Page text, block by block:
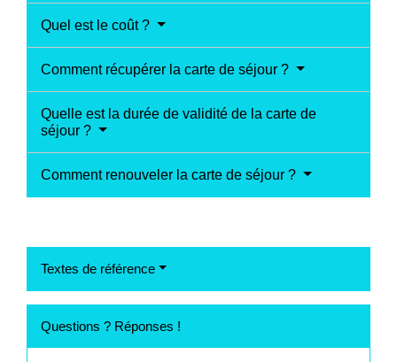
Quel est le coût ?
Comment récupérer la carte de séjour ?
Quelle est la durée de validité de la carte de
séjour ?
Comment renouveler la carte de séjour ?
Textes de référence
Questions ? Réponses !